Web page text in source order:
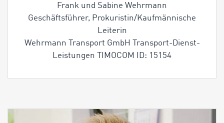
Frank und Sabine Wehrmann
Geschäftsführer, Prokuristin/Kaufmännische
Leiterin
Wehrmann Transport GmbH Transport-Dienst-
Leistungen TIMOCOM ID: 15154